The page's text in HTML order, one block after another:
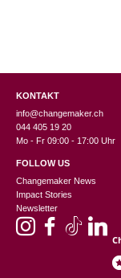
KONTAKT
info@changemaker.ch
044 405 19 20
Mo - Fr 09:00 - 17:00 Uhr
FOLLOW US
Changemaker News
Impact Stories
Newsletter